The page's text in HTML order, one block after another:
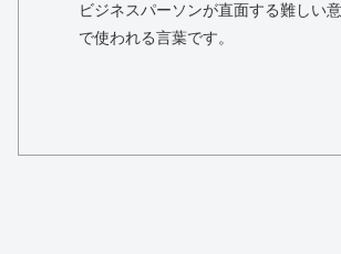
ビジネスパーソンが直面する難しい
で使われる言葉です。